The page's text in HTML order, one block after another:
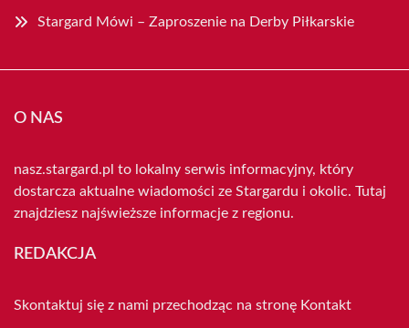
Stargard Mówi – Zaproszenie na Derby Piłkarskie
O NAS
nasz.stargard.pl to lokalny serwis informacyjny, który
dostarcza aktualne wiadomości ze Stargardu i okolic. Tutaj
znajdziesz najświeższe informacje z regionu.
REDAKCJA
Skontaktuj się z nami przechodząc na stronę Kontakt